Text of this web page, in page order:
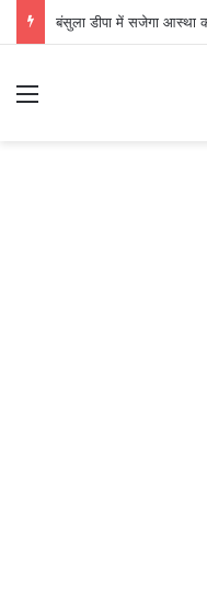
बंसुला डीपा में सजेगा आस्था